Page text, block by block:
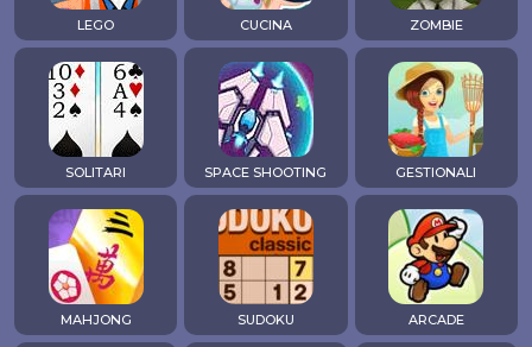
LEGO CUCINA ZOMBIE
SOLITARI SPACE SHOOTING GESTIONALI
MAHJONG SUDOKU ARCADE